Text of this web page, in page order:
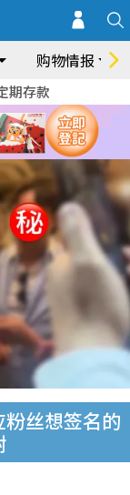
购物情报
期存款
丝想签名的